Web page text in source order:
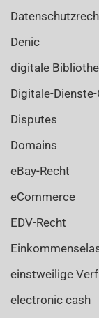
Denic
digitale
Digitale-
Disputes
Domains
eBay-Recht
eCommerce
EDV-Recht
einstweilige
electronic cash